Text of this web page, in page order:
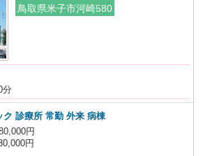
鳥取県米子市河崎580
分
ク 診療所 常勤 外来 病棟
円
円